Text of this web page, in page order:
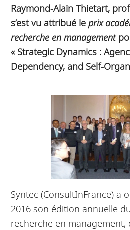
Raymond-Alain Thietart,
s’est vu attribué leprix
recherche en management
« Strategic Dynamics :
Dependency, and Self-
Syntec (ConsultInFrance) a
2016 son édition annuelle
recherche en